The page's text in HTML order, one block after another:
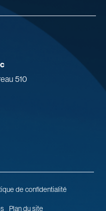
510
de confidentialité
Plan du site